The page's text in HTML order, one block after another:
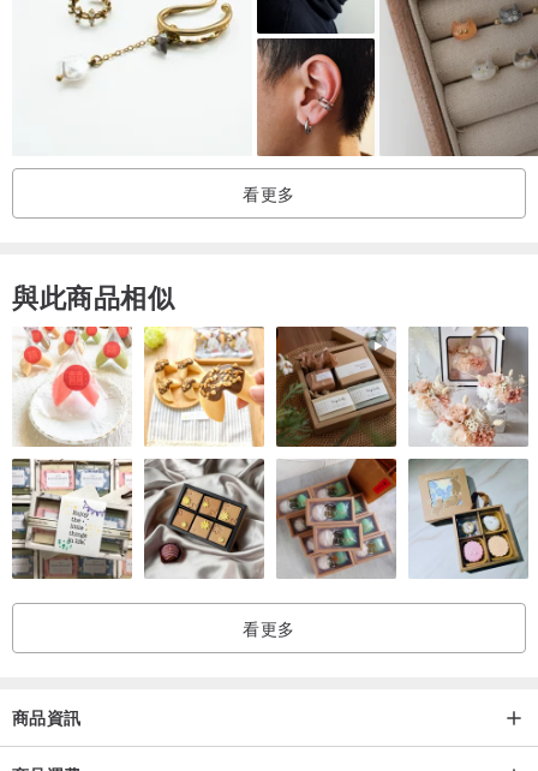
◆尺寸﹕內直徑約12mm(可調整)
◆材質﹕925純銀
◆質感﹕亮面/自然植物紋理
◆販售方式﹕單只 / 2只 ( 同款2只無分左右耳)
︱設計師純手工製作，保留手作質感紋理也不盡相同，整體造型會是
一樣的，能接受再進行下單︱
︱包裝方式︱
一般出貨，以 ⌜環保包裝⌟
裝。)
︱★詳細包裝說明+圖片在這⭣⭣⭣⭣在這。請務必詳閱後，訂單備註需要
的包裝方式。︱
www.pinkoi.com/product/N2hgCmMz
︱免費送禮卡片 / 代寫小卡︱
代寫小卡︰代寫小卡國字約30字以內(英文約20個單字)，請留言在訂
單備註上即可。
看更多
與此商品相似
看更多
商品資訊